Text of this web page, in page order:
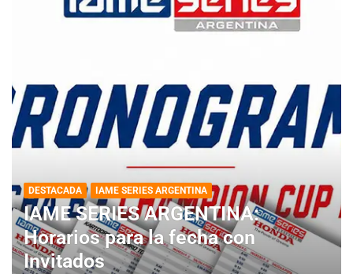
DESTACADA IAME SERIES ARGENTINA
IAME SERIES ARGENTINA:
Horarios para la fecha con
Invitados